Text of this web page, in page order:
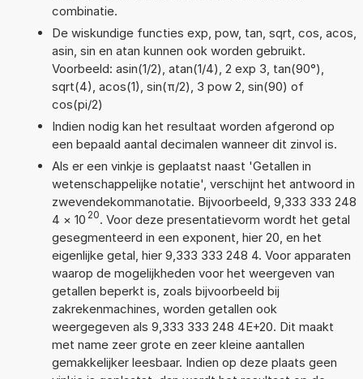
combinatie.
De wiskundige functies exp, pow, tan, sqrt, cos, acos,
asin, sin en atan kunnen ook worden gebruikt.
Voorbeeld: asin(1/2), atan(1/4), 2 exp 3, tan(90°),
sqrt(4), acos(1), sin(π/2), 3 pow 2, sin(90) of
cos(pi/2)
Indien nodig kan het resultaat worden afgerond op
een bepaald aantal decimalen wanneer dit zinvol is.
Als er een vinkje is geplaatst naast 'Getallen in
wetenschappelijke notatie', verschijnt het antwoord in
zwevendekommanotatie. Bijvoorbeeld, 9,333 333 248
4 × 10 20. Voor deze presentatievorm wordt het getal
gesegmenteerd in een exponent, hier 20, en het
eigenlijke getal, hier 9,333 333 248 4. Voor apparaten
waarop de mogelijkheden voor het weergeven van
getallen beperkt is, zoals bijvoorbeeld bij
zakrekenmachines, worden getallen ook
weergegeven als 9,333 333 248 4E+20. Dit maakt
met name zeer grote en zeer kleine aantallen
gemakkelijker leesbaar. Indien op deze plaats geen